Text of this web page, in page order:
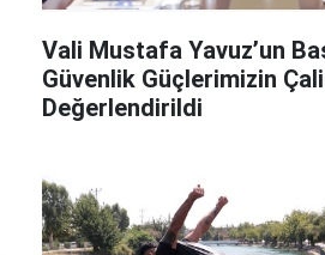
Vali Mustafa Yavuz’un
Güvenlik Güçlerimizin
Değerlendirildi